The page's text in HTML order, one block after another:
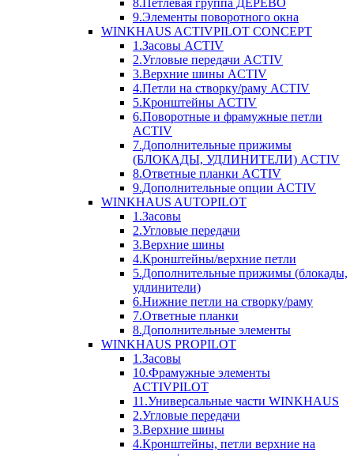
9.Элементы поворотного окна
WINKHAUS ACTIVPILOT CONCEPT
1.Засовы ACTIV
2.Угловые передачи ACTIV
3.Верхние шины ACTIV
4.Петли на створку/раму ACTIV
5.Кронштейны ACTIV
6.Поворотные и фрамужные петли
ACTIV
7.Дополнительные прижимы
(БЛОКАДЫ, УДЛИНИТЕЛИ) ACTIV
8.Ответные планки ACTIV
9.Дополнительные опции ACTIV
WINKHAUS AUTOPILOT
1.Засовы
2.Угловые передачи
3.Верхние шины
4.Кронштейны/верхние петли
5.Дополнительные прижимы (блокады,
удлинители)
6.Нижние петли на створку/раму
7.Ответные планки
8.Дополнительные элементы
WINKHAUS PROPILOT
1.Засовы
10.Фрамужные элементы
ACTIVPILOT
11.Универсальные части WINKHAUS
2.Угловые передачи
3.Верхние шины
4.Кронштейны, петли верхние на